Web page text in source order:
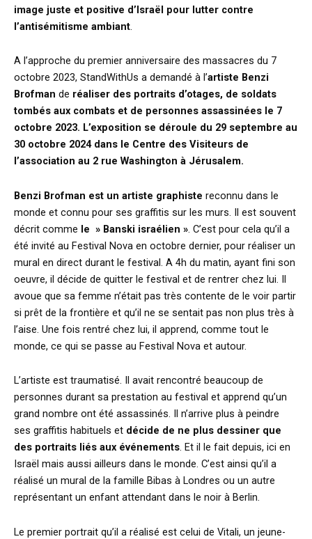
image juste et positive d’Israël pour lutter contre
l’antisémitisme ambiant
A l’approche du premier anniversaire des massacres du 7
octobre 2023, StandWithUs a demandé à l’artiste Benzi
Brofman de réaliser des portraits d’otages, de soldats
tombés aux combats et de personnes assassinées le 7
octobre 2023. L’exposition se déroule du 29 septembre au
30 octobre 2024 dans le Centre des Visiteurs de
l’association au 2 rue Washington à Jérusalem.
Benzi Brofman est un artiste graphiste reconnu dans le
monde et connu pour ses graffitis sur les murs. Il est souvent
décrit comme le » Banski israélien » . C’est pour cela qu’il a
été invité au Festival Nova en octobre dernier, pour réaliser un
mural en direct durant le festival. A 4h du matin, ayant fini son
oeuvre, il décide de quitter le festival et de rentrer chez lui. Il
avoue que sa femme n’était pas très contente de le voir partir
si prêt de la frontière et qu’il ne se sentait pas non plus très à
l’aise. Une fois rentré chez lui, il apprend, comme tout le
monde, ce qui se passe au Festival Nova et autour.
L’artiste est traumatisé. Il avait rencontré beaucoup de
personnes durant sa prestation au festival et apprend qu’un
grand nombre ont été assassinés. Il n’arrive plus à peindre
ses graffitis habituels et décide de ne plus dessiner que
des portraits liés aux événements. Et il le fait depuis, ici en
Israël mais aussi ailleurs dans le monde. C’est ainsi qu’il a
réalisé un mural de la famille Bibas à Londres ou un autre
représentant un enfant attendant dans le noir à Berlin.
Le premier portrait qu’il a réalisé est celui de Vitali, un jeune-